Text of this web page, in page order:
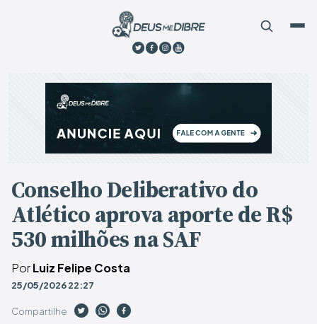
Conselho Deliberativo do
Atlético aprova aporte de R$
530 milhões na SAF
PorLuiz Felipe Costa
25/05/2026 22:27
Compartilhe